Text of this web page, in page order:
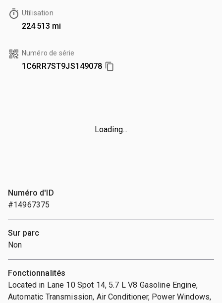
Utilisation
224 513 mi
Numéro de série
1C6RR7ST9JS149078
Loading...
Numéro d'ID
#14967375
Sur parc
Non
Fonctionnalités
Located in Lane 10 Spot 14, 5.7 L V8 Gasoline Engine,
Automatic Transmission, Air Conditioner, Power Windows,